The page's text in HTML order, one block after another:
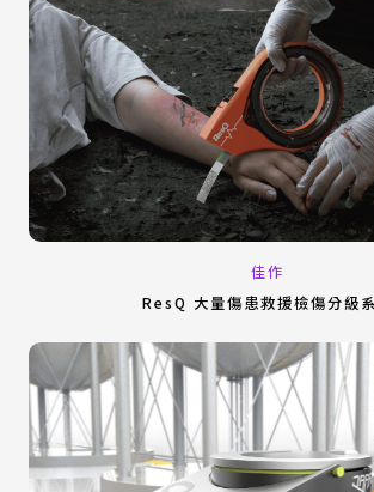
佳作
ResQ 大量傷患救援檢傷分級